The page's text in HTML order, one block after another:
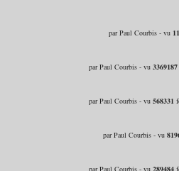
par Paul Courbis - vu
par Paul Courbis - vu 3369187
par Paul Courbis - vu 568331
par Paul Courbis - vu
par Paul Courbis - vu 289484